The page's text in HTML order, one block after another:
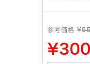
参考価格 ¥
¥300